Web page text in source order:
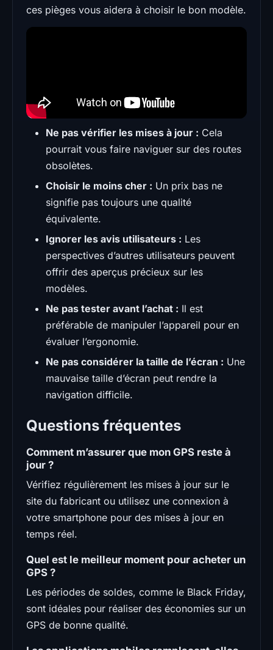
ces pièges vous aidera à choisir le bon modèle.
Ne pas vérifier les mises à jour : Cela
pourrait vous faire naviguer sur des routes
obsolètes.
Choisir le moins cher : Un prix bas ne
signifie pas toujours une qualité
équivalente.
Ignorer les avis utilisateurs : Les
perspectives d’autres utilisateurs peuvent
offrir des aperçus précieux sur les
modèles.
Ne pas tester avant l’achat : Il est
préférable de manipuler l’appareil pour en
évaluer l’ergonomie.
Ne pas considérer la taille de l’écran : Une
mauvaise taille d’écran peut rendre la
navigation difficile.
Questions fréquentes
Comment m’assurer que mon GPS reste à
jour ?
Vérifiez régulièrement les mises à jour sur le
site du fabricant ou utilisez une connexion à
votre smartphone pour des mises à jour en
temps réel.
Quel est le meilleur moment pour acheter un
GPS ?
Les périodes de soldes, comme le Black Friday,
sont idéales pour réaliser des économies sur un
GPS de bonne qualité.